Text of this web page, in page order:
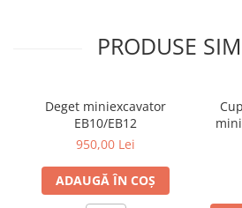
PRODUSE
Deget miniexcavator
EB10/EB12
950,00 Lei
ADAUGĂ ÎN COȘ